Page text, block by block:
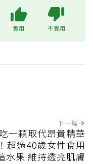
實用 不實用
下一篇
一顆取代昂貴精華
超過40歲女性食用
水果 維持透亮肌膚